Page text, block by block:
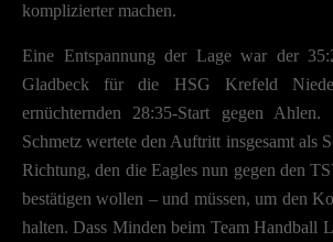
komplizierter machen.
Eine Entspannung der Lage war der
Gladbeck für die HSG Krefeld
ernüchternden 28:35-Start gegen Ahlen.
Schmetz wertete den Auftritt insgesamt als
Richtung, den die Eagles nun gegen den
bestätigen wollen – und müssen, um den
halten. Dass Minden beim Team Handball